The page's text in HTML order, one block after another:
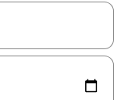
maak je een keuze